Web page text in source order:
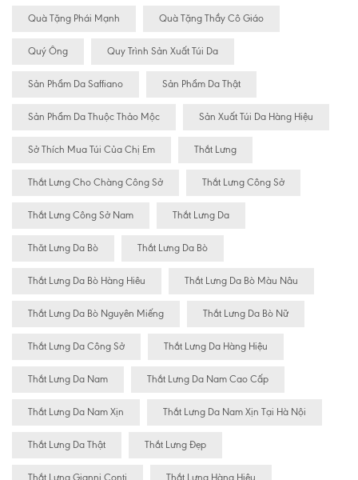
Quà Tặng Phái Mạnh Quà Tặng Thầy Cô Giáo
Quý Ông Quy Trình Sản Xuất Túi Da
Sản Phẩm Da Saffiano Sản Phẩm Da Thật
Sản Phẩm Da Thuộc Thảo Mộc Sản Xuất Túi Da Hàng Hiệu
Sở Thích Mua Túi Của Chị Em Thắt Lưng
Thắt Lưng Cho Chàng Công Sở Thắt Lưng Công Sở
Thắt Lưng Công Sở Nam Thắt Lưng Da
Thăt Lưng Da Bò Thắt Lưng Da Bò
Thắt Lưng Da Bò Hàng Hiêu Thắt Lưng Da Bò Màu Nâu
Thắt Lưng Da Bò Nguyên Miếng Thắt Lưng Da Bò Nữ
Thắt Lưng Da Công Sở Thắt Lưng Da Hàng Hiệu
Thắt Lưng Da Nam Thắt Lưng Da Nam Cao Cấp
Thắt Lưng Da Nam Xịn Thắt Lưng Da Nam Xịn Tại Hà Nội
Thắt Lưng Da Thật Thắt Lưng Đẹp
Thắt Lưng Gianni Conti Thắt Lưng Hàng Hiêu